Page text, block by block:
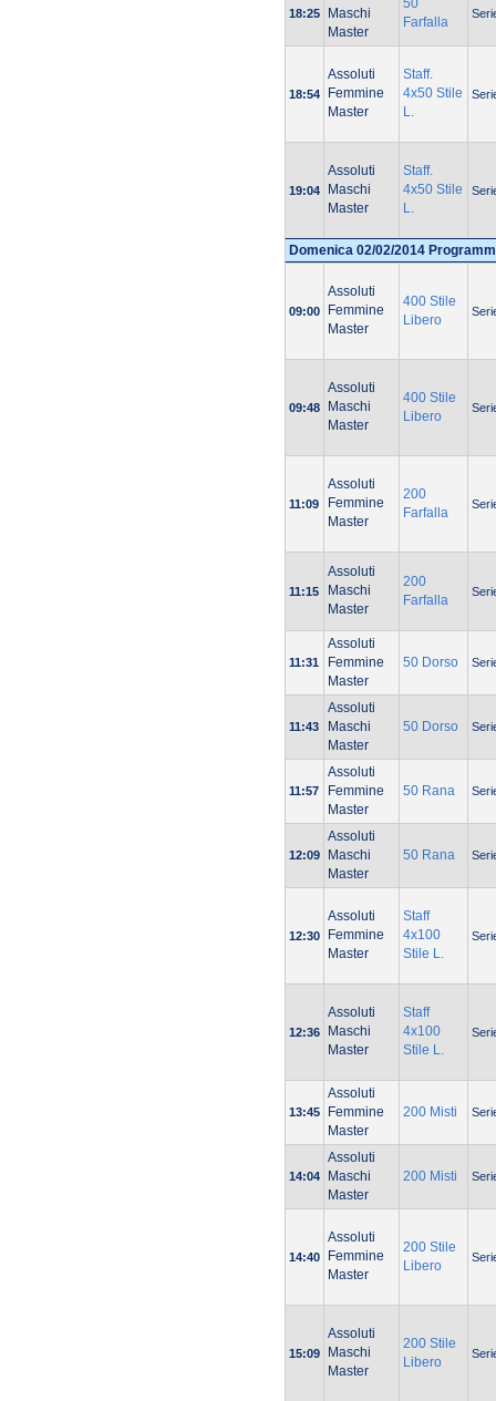
18:25
Maschi
Master
50
Farfalla
18:54
Assoluti
Femmine
Master
Staff.
4x50 Stile
L.
19:04
Assoluti
Maschi
Master
Staff.
4x50 Stile
L.
Domenica 02/02/2014
09:00
Assoluti
Femmine
Master
400 Stile
Libero
09:48
Assoluti
Maschi
Master
400 Stile
Libero
11:09
Assoluti
Femmine
Master
200
Farfalla
11:15
Assoluti
Maschi
Master
200
Farfalla
11:31
Assoluti
Femmine
Master
50 Dorso
11:43
Assoluti
Maschi
Master
50 Dorso
11:57
Assoluti
Femmine
Master
50 Rana
12:09
Assoluti
Maschi
Master
50 Rana
12:30
Assoluti
Femmine
Master
Staff
4x100
Stile L.
12:36
Assoluti
Maschi
Master
Staff
4x100
Stile L.
13:45
Assoluti
Femmine
Master
200 Misti
14:04
Assoluti
Maschi
Master
200 Misti
14:40
Assoluti
Femmine
Master
200 Stile
Libero
15:09
Assoluti
Maschi
Master
200 Stile
Libero